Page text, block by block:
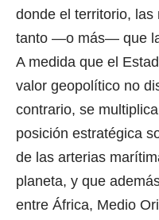
donde el territorio, las
tanto —o más— que
A medida que el
valor geopolítico no
contrario, se
posición estratégica
de las arterias
planeta, y que
entre África, Medio